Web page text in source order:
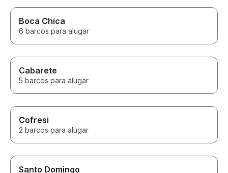
Boca Chica
6 barcos para alugar
Cabarete
5 barcos para alugar
Cofresi
2 barcos para alugar
Santo Domingo